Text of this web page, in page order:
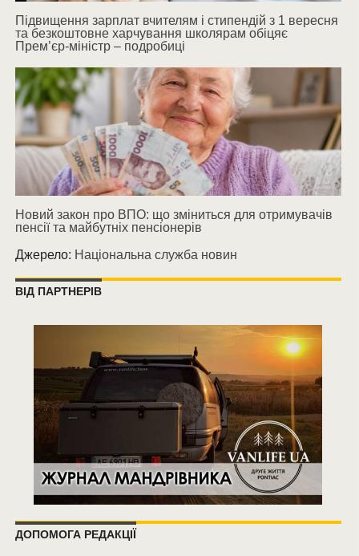
Підвищення зарплат вчителям і стипендій з 1 вересня
та безкоштовне харчування школярам обіцяє
Прем’єр-міністр – подробиці
Новий закон про ВПО: що зміниться для отримувачів
пенсії та майбутніх пенсіонерів
Джерело: Національна служба новин
ВІД ПАРТНЕРІВ
ДОПОМОГА РЕДАКЦІЇ